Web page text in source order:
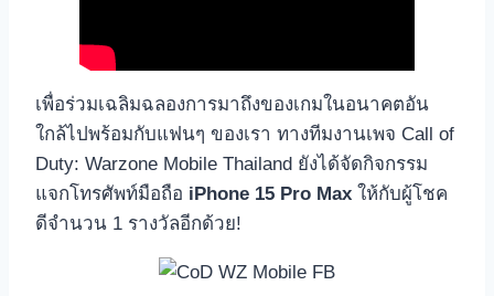
เพื่อร่วมเฉลิมฉลองการมาถึงของเกมในอนาคตอัน
ใกล้ไปพร้อมกับแฟนๆ ของเรา ทางทีมงานเพจ Call of
Duty: Warzone Mobile Thailand ยังได้จัดกิจกรรม
แจกโทรศัพท์มือถือ iPhone 15 Pro Max ให้กับผู้โชค
ดีจำนวน 1 รางวัลอีกด้วย!